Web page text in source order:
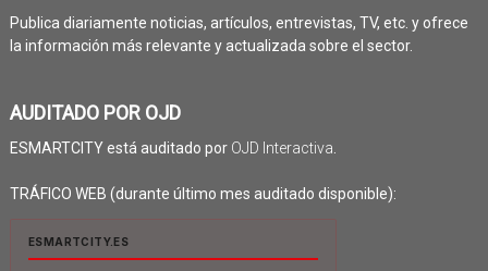
Publica diariamente noticias, artículos, entrevistas, TV, etc. y ofrece
la información más relevante y actualizada sobre el sector.
AUDITADO POR OJD
ESMARTCITY está auditado por OJD Interactiva.
TRÁFICO WEB (durante último mes auditado disponible):